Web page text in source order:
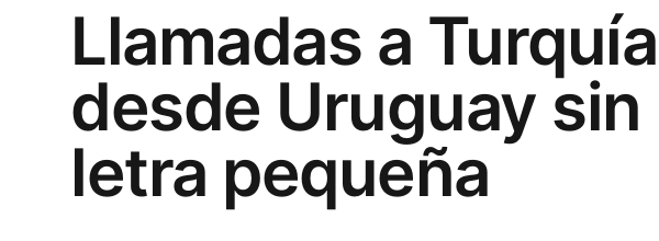
Llamadas a Turquía
desde Uruguay sin
letra pequeña